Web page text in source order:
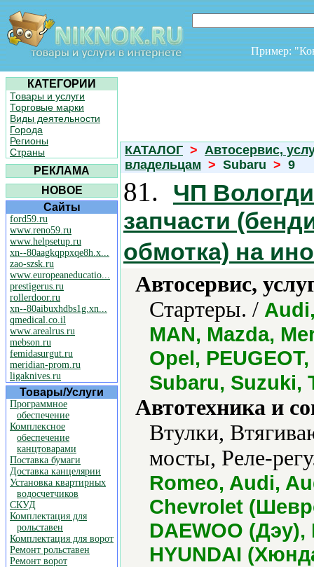
Пример:
КАТЕГОРИИ
Товары и услуги
Торговые марки
Виды деятельности
Города
Регионы
Страны
РЕКЛАМА
НОВОЕ
Сайты
ford59.ru
www.reno59.ru
www.helpsetup.ru
xn--80aagkqppxqe8h.x...
zao-szsk.ru
www.europeaneducatio...
prestigerus.ru
rollerdoor.ru
xn--80aibuxhdbs1g.xn...
qmedical.co.il
www.arealrus.ru
mebson.ru
femidasurgut.ru
meridian-prom.ru
ligaknives.ru
Товары/Услуги
Программное
обеспечение
Комплексное
обеспечение
канцтоварами
Поставка бумаги
Доставка канцелярии
Установка квартирных
водосчетчиков
СКУД
Комплектация для
рольставен
Комплектация для ворот
Ремонт рольставен
Ремонт ворот
КАТАЛОГ > Автосервис,
владельцам > Subaru > 9
81.
ЧП
запчасти
обмотка) на
Автосервис,
Стартеры. /
MAN, Mazda,
Opel,
Subaru, Suzuki,
Автотехника и
Втулки,
мосты, Реле-
Romeo, Audi,
Chevrolet
DAEWOO
HYUNDAI